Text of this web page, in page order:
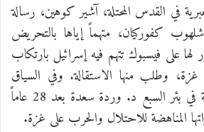
في القدس المحتلة، آشير كوهين، رسالة
كفوركيان، متهماً إياها بالتحريض
على فيسبوك تتهم فيه إسرائيل بارتكاب
غزة، وطلب منها الاستقالة. وفي السياق
ذاته، أقالت كلية التربية في بئر السبع د. وردة سعدة بعد 28 عاماً
المناهضة للاحتلال والحرب على غزة.